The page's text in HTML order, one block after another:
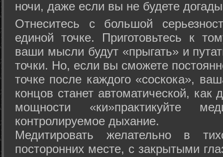
ночи, даже если вы не будете
Отнеситесь с большой
единой точке. Приготовьтесь к
ваши мысли будут «прыгать» и
точки. Но, если вы сможете
точке после каждого «соскока»,
концов станет автоматической,
мощности «ки»практикуйте
контролируемое дыхание.
Медитировать желательно в
посторонних месте, с закрытыми